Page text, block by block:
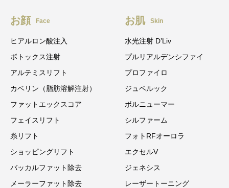
お顔 Face
ヒアルロン酸注入
ボトックス注射
アルテミスリフト
カベリン（脂肪溶解注射）
ファットエックスコア
フェイスリフト
糸リフト
ショッピングリフト
バッカルファット除去
メーラーファット除去
お肌 Skin
水光注射 D’Liv
プルリアルデンシファイ
プロファイロ
ジュベルック
ボルニューマー
シルファーム
フォトRFオーロラ
エクセルV
ジェネシス
レーザートーニング